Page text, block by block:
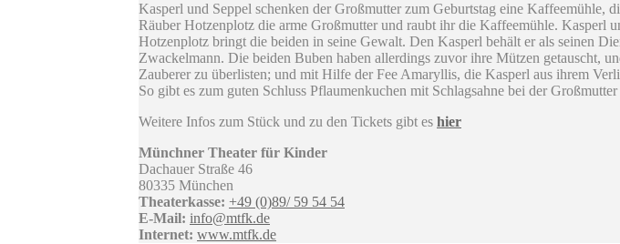
Kasperl und Seppel schenken der Großmutter zum Geburtstag eine
Räuber Hotzenplotz die arme Großmutter und raubt ihr die Kaffeemühle. Kasperl
Hotzenplotz bringt die beiden in seine Gewalt. Den Kasperl behält er als seinen
Zwackelmann. Die beiden Buben haben allerdings zuvor ihre Mützen getauscht,
Zauberer zu überlisten; und mit Hilfe der Fee Amaryllis, die Kasperl aus ihrem
So gibt es zum guten Schluss Pflaumenkuchen mit Schlagsahne bei der
Weitere Infos zum Stück und zu den Tickets gibt es hier
Münchner Theater für Kinder
Dachauer Straße 46
80335 München
Theaterkasse: +49 (0)89/ 59 54 54
E-Mail: info@mtfk.de
Internet: www.mtfk.de